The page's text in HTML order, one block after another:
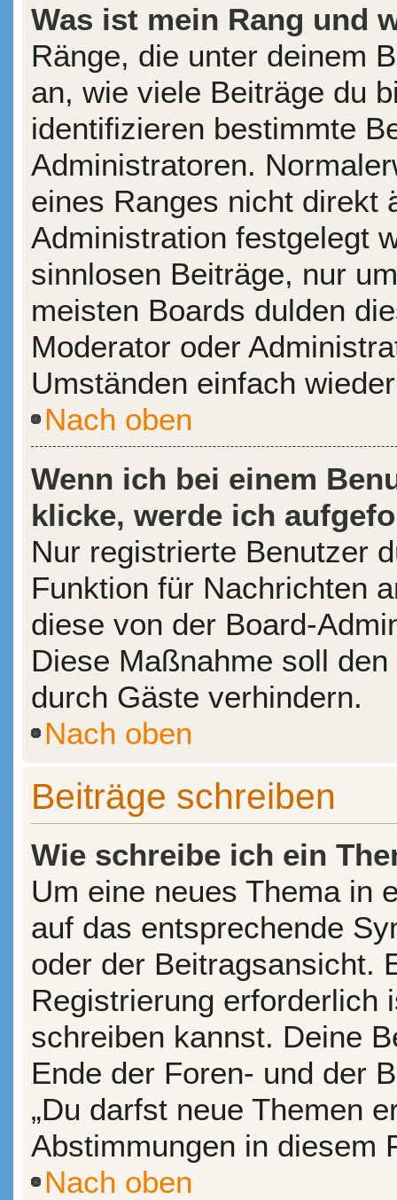
Was ist mein Rang und
Ränge, die unter deinem
an, wie viele Beiträge du
identifizieren bestimmte
Administratoren.
eines Ranges nicht direkt
Administration festgelegt
sinnlosen Beiträge, nur
meisten Boards dulden
Moderator oder
Umständen einfach
Nach oben
Wenn ich bei einem
klicke, werde ich
Nur registrierte Benutzer
Funktion für Nachrichten
diese von der Board-
Diese Maßnahme soll
durch Gäste verhindern.
Nach oben
Beiträge schreiben
Wie schreibe ich ein
Um eine neues Thema in
auf das entsprechende
oder der Beitragsansicht.
Registrierung erforderlich
schreiben kannst. Deine
Ende der Foren- und der
„Du darfst neue Themen
Abstimmungen in diesem
Nach oben